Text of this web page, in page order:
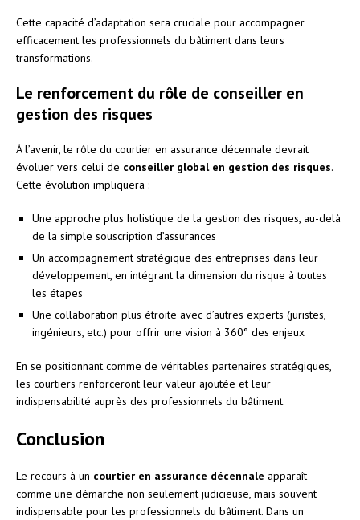
Cette capacité d’adaptation sera cruciale pour accompagner
efficacement les professionnels du bâtiment dans leurs
transformations.
Le renforcement du rôle de conseiller en
gestion des risques
À l’avenir, le rôle du courtier en assurance décennale devrait
évoluer vers celui de conseiller global en gestion des risques.
Cette évolution impliquera :
Une approche plus holistique de la gestion des risques, au-delà
de la simple souscription d’assurances
Un accompagnement stratégique des entreprises dans leur
développement, en intégrant la dimension du risque à toutes
les étapes
Une collaboration plus étroite avec d’autres experts (juristes,
ingénieurs, etc.) pour offrir une vision à 360° des enjeux
En se positionnant comme de véritables partenaires stratégiques,
les courtiers renforceront leur valeur ajoutée et leur
indispensabilité auprès des professionnels du bâtiment.
Conclusion
Le recours à un courtier en assurance décennale apparaît
comme une démarche non seulement judicieuse, mais souvent
indispensable pour les professionnels du bâtiment. Dans un